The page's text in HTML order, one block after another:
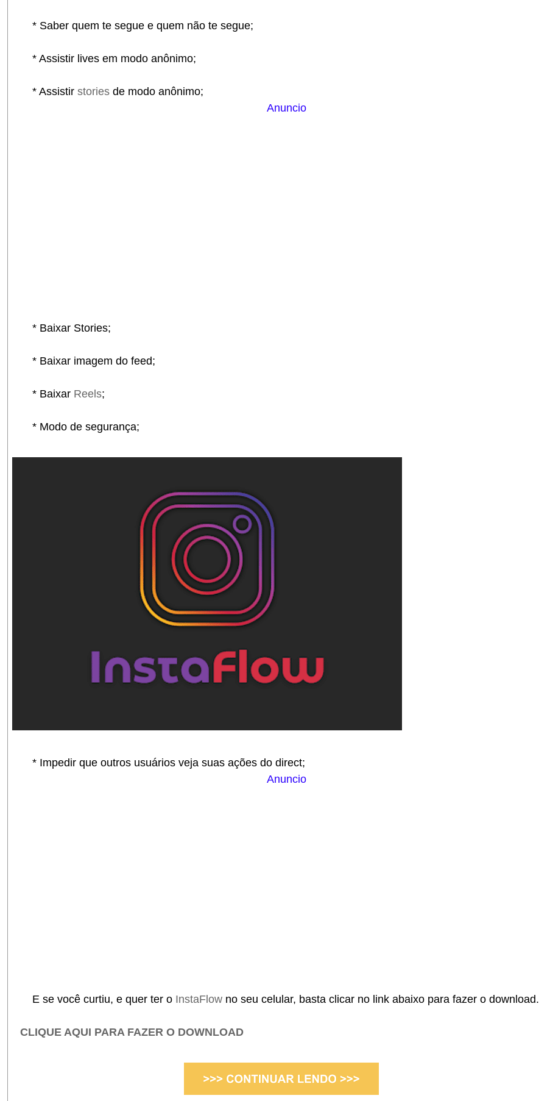
* Saber quem te segue e quem não te segue;
* Assistir lives em modo anônimo;
* Assistir stories de modo anônimo;
Anuncio
* Baixar Stories;
* Baixar imagem do feed;
* Baixar Reels;
* Modo de segurança;
* Impedir que outros usuários veja suas ações do direct;
Anuncio
E se você curtiu, e quer ter o InstaFlow no seu celular, basta clicar no link abaixo para fazer o download.
CLIQUE AQUI PARA FAZER O DOWNLOAD